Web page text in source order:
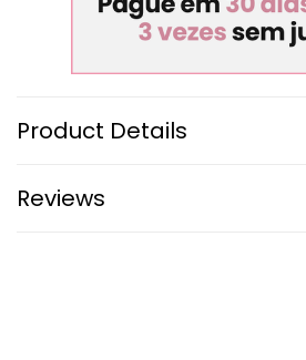
Product Details
Reviews